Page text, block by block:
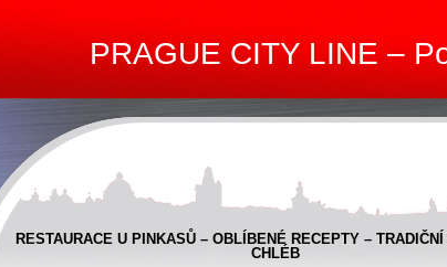
PRAGUE CITY LINE –
RESTAURACE U PINKASŮ – OBLÍBENÉ RECEPTY –
CHLÉB